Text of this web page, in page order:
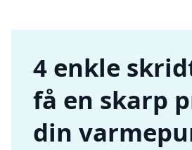
4 enkle
få en skarp
din